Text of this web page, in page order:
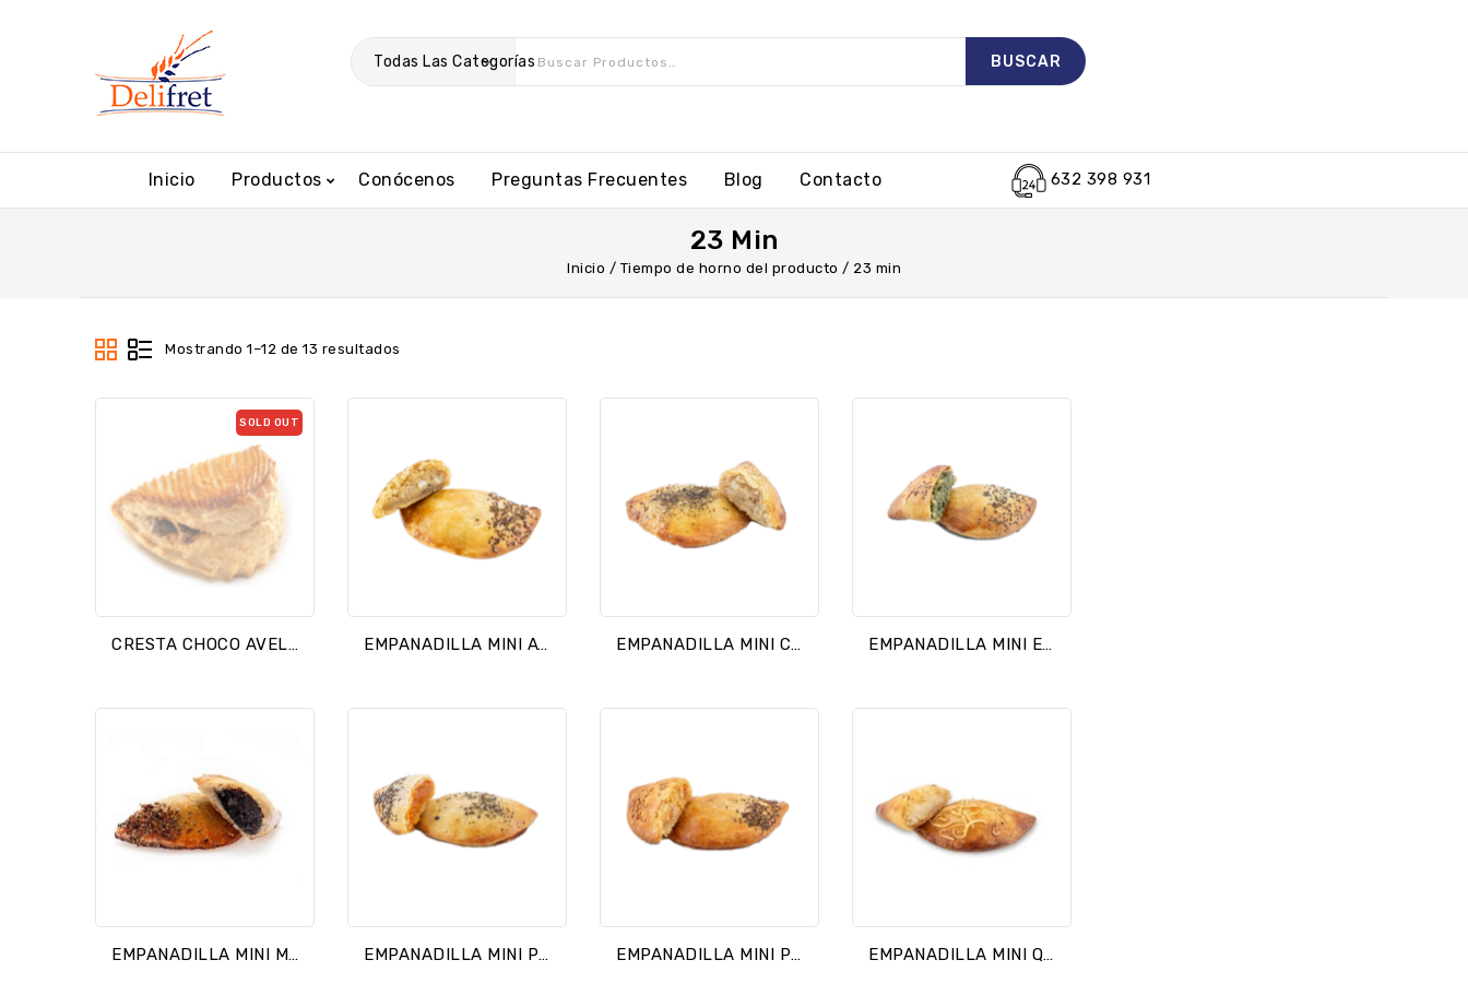
Todas Las Categorías
Inicio Productos Conócenos Preguntas Frecuentes Blog Contacto 632 398 931
23 Min
Inicio / Tiempo de horno del producto / 23 min
Mostrando 1–12 de 13 resultados
SOLD OUT
CRESTA CHOCO AVELLANA MTQ EMPANADILLA MINI ATUN Y HUEVO EMPANADILLA MINI CEBOLLA ATUN EMPANADILLA MINI ESPINACAS
EMPANADILLA MINI MORCILLA EMPANADILLA MINI PISTO ATUN EMPANADILLA MINI POLLO EMPANADILLA MINI QUESO